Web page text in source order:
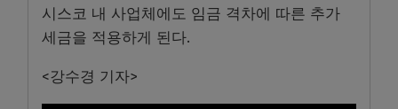
시스코 내 사업체에도 임금 격차에 따른 추가
세금을 적용하게 된다.
<강수경 기자>